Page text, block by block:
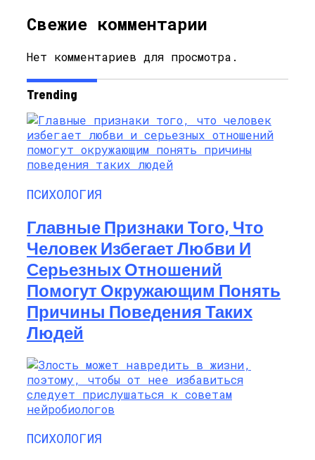
Свежие комментарии
Нет комментариев для просмотра.
Trending
ПСИХОЛОГИЯ
Главные Признаки Того, Что
Человек Избегает Любви И
Серьезных Отношений
Помогут Окружающим Понять
Причины Поведения Таких
Людей
ПСИХОЛОГИЯ